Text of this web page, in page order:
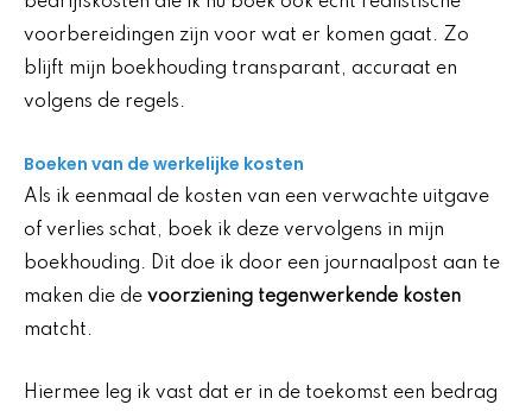
voorbereidingen zijn voor wat er komen gaat. Zo
blijft mijn boekhouding transparant, accuraat en
volgens de regels.
Boeken van de werkelijke kosten
Als ik eenmaal de kosten van een verwachte uitgave
of verlies schat, boek ik deze vervolgens in mijn
boekhouding. Dit doe ik door een journaalpost aan te
maken die de voorziening tegenwerkende kosten
matcht.
Hiermee leg ik vast dat er in de toekomst een bedrag